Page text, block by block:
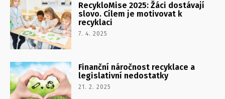
RecykloMise 2025: Žáci dostávají
slovo. Cílem je motivovat k
recyklaci
7. 4. 2025
Finanční náročnost recyklace a
legislativní nedostatky
21. 2. 2025